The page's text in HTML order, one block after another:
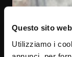
Questo sito
Utilizziamo i